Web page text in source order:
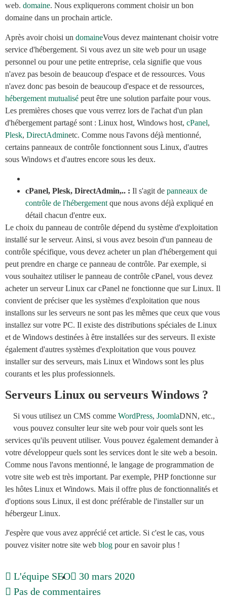
web. domaine. Nous expliquerons comment choisir un bon
domaine dans un prochain article.
Après avoir choisi un domaineVous devez maintenant choisir votre
service d'hébergement. Si vous avez un site web pour un usage
personnel ou pour une petite entreprise, cela signifie que vous
n'avez pas besoin de beaucoup d'espace et de ressources. Vous
n'avez donc pas besoin de beaucoup d'espace et de ressources,
hébergement mutualisé peut être une solution parfaite pour vous.
Les premières choses que vous verrez lors de l'achat d'un plan
d'hébergement partagé sont : Linux host, Windows host, cPanel,
Plesk, DirectAdminetc. Comme nous l'avons déjà mentionné,
certains panneaux de contrôle fonctionnent sous Linux, d'autres
sous Windows et d'autres encore sous les deux.
cPanel, Plesk, DirectAdmin,.. : Il s'agit de panneaux de
contrôle de l'hébergement que nous avons déjà expliqué en
détail chacun d'entre eux.
Le choix du panneau de contrôle dépend du système d'exploitation
installé sur le serveur. Ainsi, si vous avez besoin d'un panneau de
contrôle spécifique, vous devez acheter un plan d'hébergement qui
peut prendre en charge ce panneau de contrôle. Par exemple, si
vous souhaitez utiliser le panneau de contrôle cPanel, vous devez
acheter un serveur Linux car cPanel ne fonctionne que sur Linux. Il
convient de préciser que les systèmes d'exploitation que nous
installons sur les serveurs ne sont pas les mêmes que ceux que vous
installez sur votre PC. Il existe des distributions spéciales de Linux
et de Windows destinées à être installées sur des serveurs. Il existe
également d'autres systèmes d'exploitation que vous pouvez
installer sur des serveurs, mais Linux et Windows sont les plus
courants et les plus professionnels.
Serveurs Linux ou serveurs Windows ?
Si vous utilisez un CMS comme WordPress, JoomlaDNN, etc.,
vous pouvez consulter leur site web pour voir quels sont les
services qu'ils peuvent utiliser. Vous pouvez également demander à
votre développeur quels sont les services dont le site web a besoin.
Comme nous l'avons mentionné, le langage de programmation de
votre site web est très important. Par exemple, PHP fonctionne sur
les hôtes Linux et Windows. Mais il offre plus de fonctionnalités et
d'options sous Linux, il est donc préférable de l'installer sur un
hébergeur Linux.
J'espère que vous avez apprécié cet article. Si c'est le cas, vous
pouvez visiter notre site web blog pour en savoir plus !
L'équipe SEO
30 mars 2020
Pas de commentaires